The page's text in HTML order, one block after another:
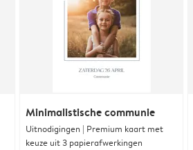
Minimalistische communie
Uitnodigingen | Premium kaart met
keuze uit 3 papierafwerkingen